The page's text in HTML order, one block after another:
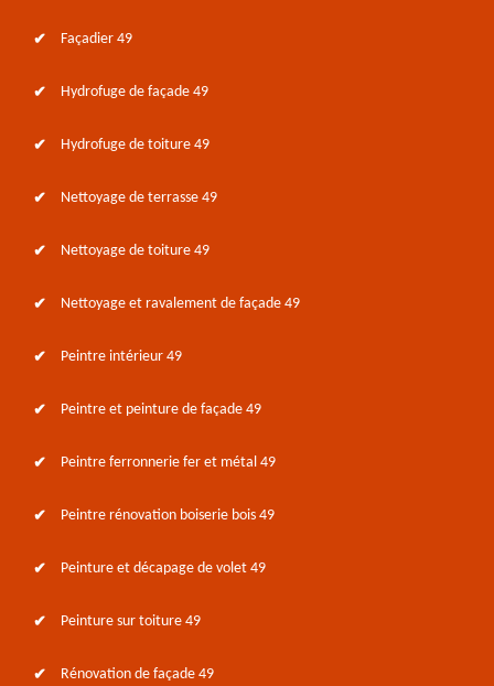
Façadier 49
Hydrofuge de façade 49
Hydrofuge de toiture 49
Nettoyage de terrasse 49
Nettoyage de toiture 49
Nettoyage et ravalement de façade 49
Peintre intérieur 49
Peintre et peinture de façade 49
Peintre ferronnerie fer et métal 49
Peintre rénovation boiserie bois 49
Peinture et décapage de volet 49
Peinture sur toiture 49
Rénovation de façade 49